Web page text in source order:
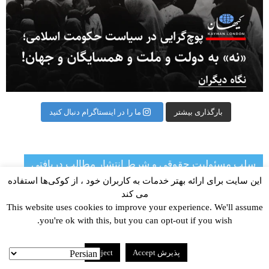
بارگذاری بیشتر ما را در اینستاگرام دنبال کنید
سلب مسئولیت حقوقی و شرط انتشار مطالب دریافتی
کیهان لندن مسئول محتوای مطالب منتشرشده در
«دیدگاه» و «تریبون آزاد» نیست. شرط انتشار
مطالب در بخش «دیدگاه» و «تریبون آزاد» اطلاع
اقامت و نشانی نویسندگان است.
این سایت برای ارائه بهتر خدمات به کاربران خود ، از کوکی‌ها استفاده
می کند
This website uses cookies to improve your experience. We'll assume
you're ok with this, but you can opt-out if you wish.
پذیرش Accept Reject